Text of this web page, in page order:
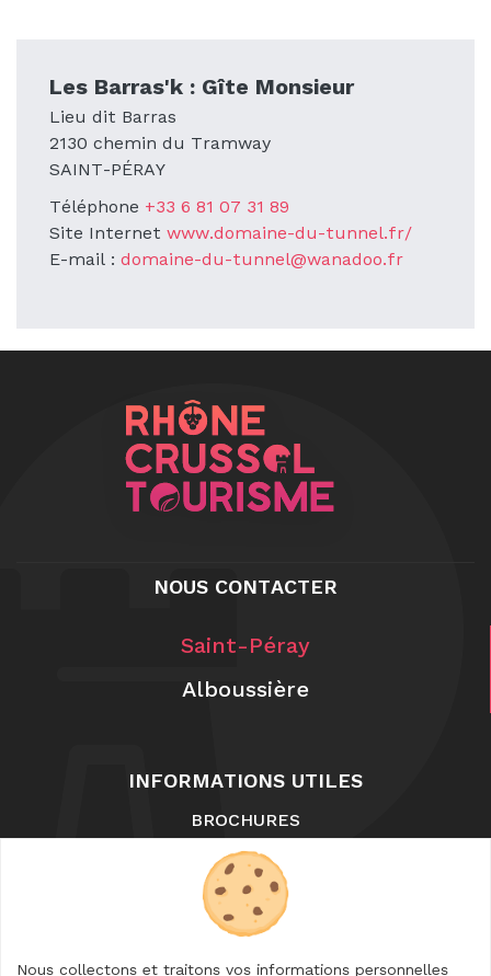
Les Barras'k : Gîte Monsieur
Lieu dit Barras
2130 chemin du Tramway
SAINT-PÉRAY
Téléphone +33 6 81 07 31 89
Site Internet www.domaine-du-tunnel.fr/
E-mail : domaine-du-tunnel@wanadoo.fr
NOUS CONTACTER
Saint-Péray
Alboussière
INFORMATIONS UTILES
BROCHURES
NOUS CONTACTER
LA BOUTIQUE
FAQ
ENTREPRISES
Nous collectons et traitons vos informations personnelles